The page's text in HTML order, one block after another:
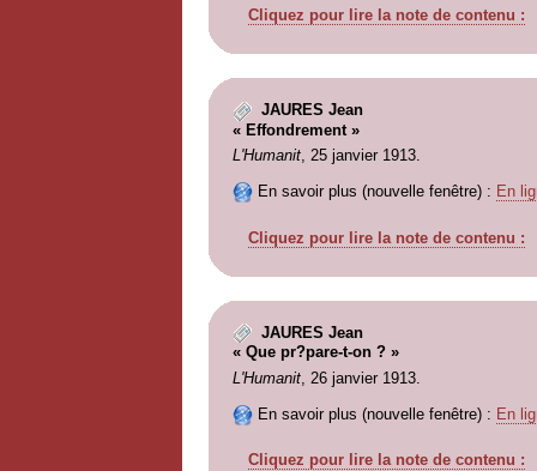
Cliquez pour lire la note de contenu :
JAURES Jean
« Effondrement »
L'Humanit, 25 janvier 1913.
En savoir plus (nouvelle fenêtre) : En
Cliquez pour lire la note de contenu :
JAURES Jean
« Que pr?pare-t-on ? »
L'Humanit, 26 janvier 1913.
En savoir plus (nouvelle fenêtre) : En
Cliquez pour lire la note de contenu :